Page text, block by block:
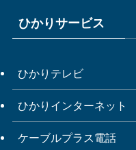
ひかりサービス
ひかりテレビ
ひかりインターネット
ケーブルプラス電話